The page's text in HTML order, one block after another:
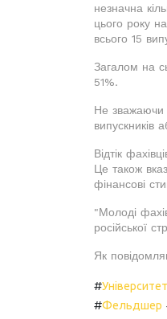
незначна
цього року
всього 15
Загалом на
51%.
Не зважаючи
випускників
Відтік
Це також
фінансові
"Молоді
російської
Як
#Університет
#Фельдшер